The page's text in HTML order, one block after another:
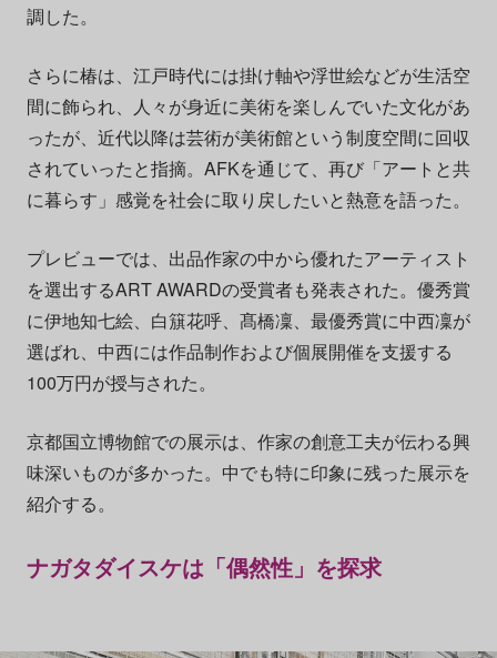
調した。
さらに椿は、江戸時代には掛け軸や浮世絵などが生活空
間に飾られ、人々が身近に美術を楽しんでいた文化があ
ったが、近代以降は芸術が美術館という制度空間に回収
されていったと指摘。AFKを通じて、再び「アートと共
に暮らす」感覚を社会に取り戻したいと熱意を語った。
プレビューでは、出品作家の中から優れたアーティスト
を選出するART AWARDの受賞者も発表された。優秀賞
に伊地知七絵、白簱花呼、髙橋凜、最優秀賞に中西凜が
選ばれ、中西には作品制作および個展開催を支援する
100万円が授与された。
京都国立博物館での展示は、作家の創意工夫が伝わる興
味深いものが多かった。中でも特に印象に残った展示を
紹介する。
ナガタダイスケは「偶然性」を探求